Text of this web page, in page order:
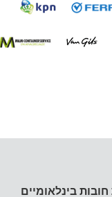
חובות בינלאומיים